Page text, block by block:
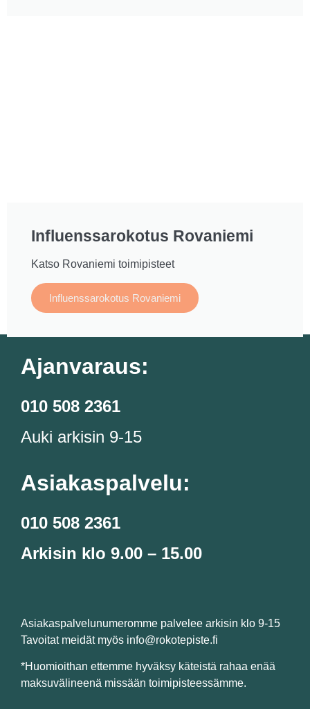
Influenssarokotus Rovaniemi
Katso Rovaniemi toimipisteet
Influenssarokotus Rovaniemi
Ajanvaraus:
010 508 2361
Auki arkisin 9-15
Asiakaspalvelu:
010 508 2361
Arkisin klo 9.00 – 15.00
Asiakaspalvelunumeromme palvelee arkisin klo 9-15
Tavoitat meidät myös info@rokotepiste.fi
*Huomioithan ettemme hyväksy käteistä rahaa enää
maksuvälineenä missään toimipisteessämme.